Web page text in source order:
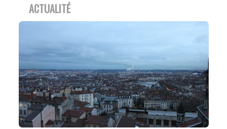
ACTUALITÉ